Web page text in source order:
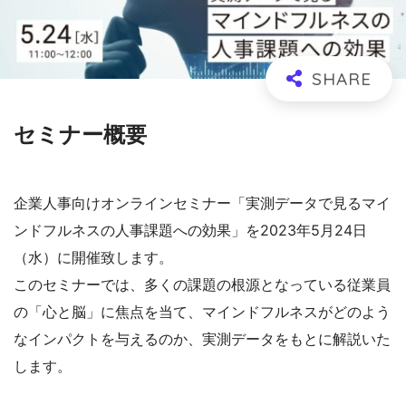
セミナー概要
企業人事向けオンラインセミナー「実測データで見るマイ
ンドフルネスの人事課題への効果」を2023年5月24日
（水）に開催致します。
このセミナーでは、多くの課題の根源となっている従業員
の「心と脳」に焦点を当て、マインドフルネスがどのよう
なインパクトを与えるのか、実測データをもとに解説いた
します。